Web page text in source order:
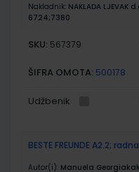
Nakladnik: NAKLADA LJEVAK
6724;7380
SKU: 567379
ŠIFRA OMOTA: 500178
Udžbenik
BESTE FREUNDE A2.2;
Autor(i): Manuela